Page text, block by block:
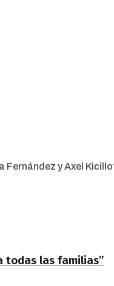
y Axel
todas las familias”